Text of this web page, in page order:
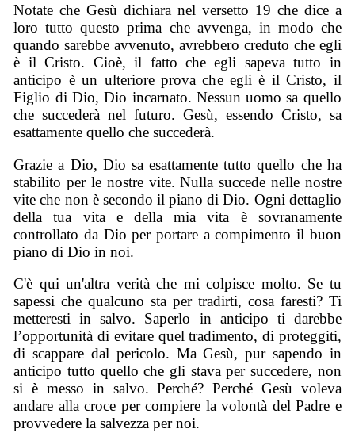
Notate che Gesù dichiara nel versetto 19 che dice a
loro tutto questo prima che avvenga, in modo che
quando sarebbe avvenuto, avrebbero creduto che egli
è il Cristo. Cioè, il fatto che egli sapeva tutto in
anticipo è un ulteriore prova che egli è il Cristo, il
Figlio di Dio, Dio incarnato. Nessun uomo sa quello
che succederà nel futuro. Gesù, essendo Cristo, sa
esattamente quello che succederà.
Grazie a Dio, Dio sa esattamente tutto quello che ha
stabilito per le nostre vite. Nulla succede nelle nostre
vite che non è secondo il piano di Dio. Ogni dettaglio
della tua vita e della mia vita è sovranamente
controllato da Dio per portare a compimento il buon
piano di Dio in noi.
C'è qui un'altra verità che mi colpisce molto. Se tu
sapessi che qualcuno sta per tradirti, cosa faresti? Ti
metteresti in salvo. Saperlo in anticipo ti darebbe
l’opportunità di evitare quel tradimento, di proteggiti,
di scappare dal pericolo. Ma Gesù, pur sapendo in
anticipo tutto quello che gli stava per succedere, non
si è messo in salvo. Perché? Perché Gesù voleva
andare alla croce per compiere la volontà del Padre e
provvedere la salvezza per noi.